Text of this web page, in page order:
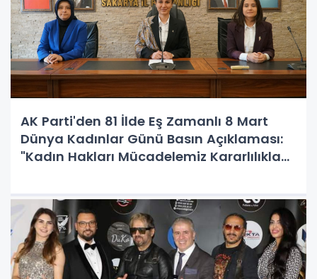
AK Parti'den 81 İlde Eş Zamanlı 8 Mart
Dünya Kadınlar Günü Basın Açıklaması:
"Kadın Hakları Mücadelemiz Kararlılıkla